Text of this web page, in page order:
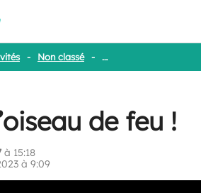
- Non classé - Et voici l’oiseau de feu
de feu !
à 15:18
à 9:09